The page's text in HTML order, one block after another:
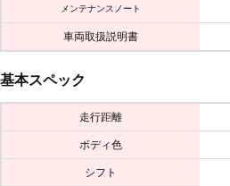
メンテナンスノート
車両取扱説明書
基本スペック
走行距離
ボディ色
シフト